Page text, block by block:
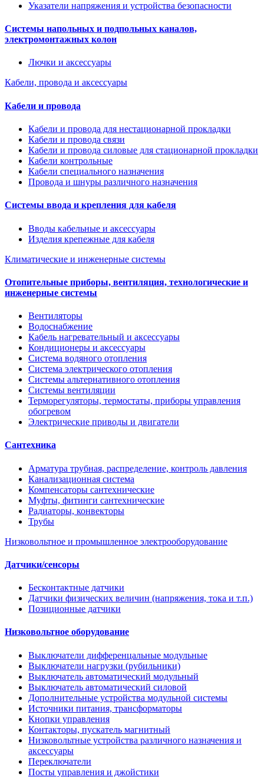
Указатели напряжения и устройства безопасности
Системы напольных и подпольных каналов,
электромонтажных колон
Лючки и аксессуары
Кабели, провода и аксессуары
Кабели и провода
Кабели и провода для нестационарной прокладки
Кабели и провода связи
Кабели и провода силовые для стационарной прокладки
Кабели контрольные
Кабели специального назначения
Провода и шнуры различного назначения
Системы ввода и крепления для кабеля
Вводы кабельные и аксессуары
Изделия крепежные для кабеля
Климатические и инженерные системы
Отопительные приборы, вентиляция, технологические и
инженерные системы
Вентиляторы
Водоснабжение
Кабель нагревательный и аксессуары
Кондиционеры и аксессуары
Система водяного отопления
Система электрического отопления
Системы альтернативного отопления
Системы вентиляции
Терморегуляторы, термостаты, приборы управления
обогревом
Электрические приводы и двигатели
Сантехника
Арматура трубная, распределение, контроль давления
Канализационная система
Компенсаторы сантехнические
Муфты, фитинги сантехнические
Радиаторы, конвекторы
Трубы
Низковольтное и промышленное электрооборудование
Датчики/сенсоры
Бесконтактные датчики
Датчики физических величин (напряжения, тока и т.п.)
Позиционные датчики
Низковольтное оборудование
Выключатели дифференцальные модульные
Выключатели нагрузки (рубильники)
Выключатель автоматический модульный
Выключатель автоматический силовой
Дополнительные устройства модульной системы
Источники питания, трансформаторы
Кнопки управления
Контакторы, пускатель магнитный
Низковольтные устройства различного назначения и
аксессуары
Переключатели
Посты управления и джойстики